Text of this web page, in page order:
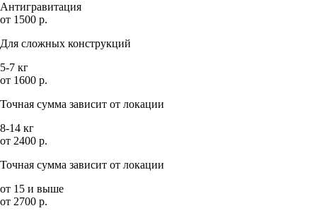
Антигравитация
от 1500 р.
Для сложных конструкций
5-7 кг
от 1600 р.
Точная сумма зависит от локации
8-14 кг
от 2400 р.
Точная сумма зависит от локации
от 15 и выше
от 2700 р.